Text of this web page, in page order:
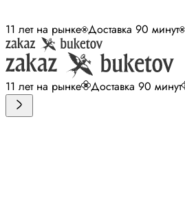
11 лет на рынке Доставка 90 минут
11 лет на рынке Доставка 90 минут